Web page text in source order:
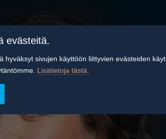
evästeitä.
hyväksyt sivujen käyttöön liittyvien evästeiden
Lisätietoja tästä.